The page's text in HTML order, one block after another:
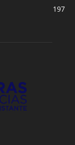
197